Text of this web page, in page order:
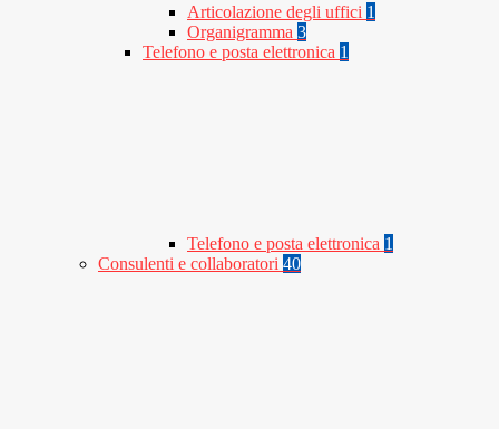
Articolazione degli uffici 1
Organigramma 3
Telefono e posta elettronica 1
Telefono e posta elettronica 1
Consulenti e collaboratori 40